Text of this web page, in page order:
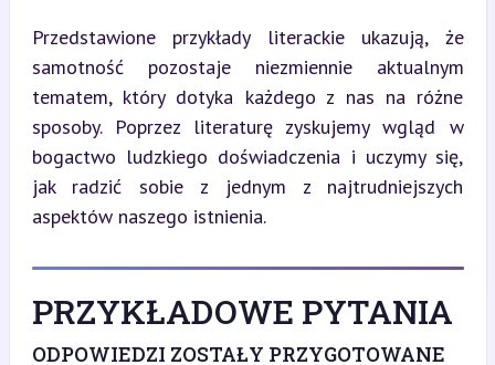
Przedstawione przykłady literackie ukazują, że
samotność pozostaje niezmiennie aktualnym
tematem, który dotyka każdego z nas na różne
sposoby. Poprzez literaturę zyskujemy wgląd w
bogactwo ludzkiego doświadczenia i uczymy się,
jak radzić sobie z jednym z najtrudniejszych
aspektów naszego istnienia.
PRZYKŁADOWE PYTANIA
ODPOWIEDZI ZOSTAŁY PRZYGOTOWANE